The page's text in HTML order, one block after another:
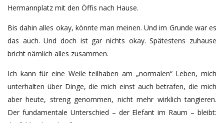
Hermannplatz mit den Öffis nach Hause.
Bis dahin alles okay, könnte man meinen. Und im Grunde war es
das auch. Und doch ist gar nichts okay. Spätestens zuhause
bricht nämlich alles zusammen.
Ich kann für eine Weile teilhaben am „normalen“ Leben, mich
unterhalten über Dinge, die mich einst auch betrafen, die mich
aber heute, streng genommen, nicht mehr wirklich tangieren.
Der fundamentale Unterschied – der Elefant im Raum – bleibt: